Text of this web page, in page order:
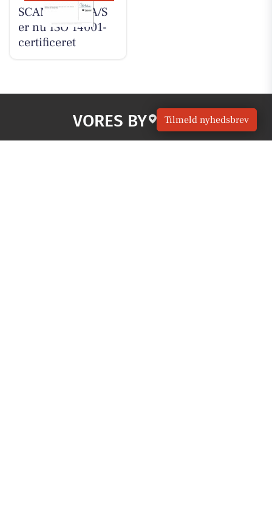
SCANTRUCK A/S
er nu ISO 14001-
certificeret
VORES BY Skive
Tilmeld nyhedsbrev